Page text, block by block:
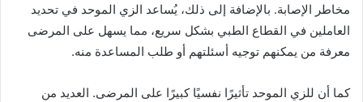
مخاطر الإصابة. بالإضافة إلى ذلك، يُساعد الزي الموحد في تحديد
العاملين في القطاع الطبي بشكل سريع، مما يسهل على المرضى
معرفة من يمكنهم توجيه أسئلتهم أو طلب المساعدة منه.
كما أن للزي الموحد تأثيرًا نفسيًا كبيرًا على المرضى. العديد من